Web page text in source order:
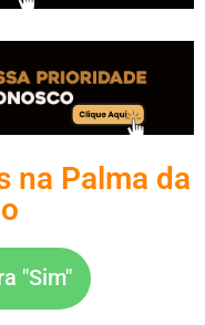
na Palma da
"Sim"